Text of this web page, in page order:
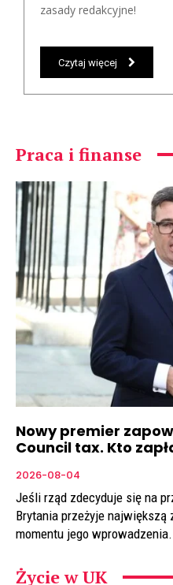
zasady redakcyjne!
Czytaj więcej
Praca i finanse
Nowy premier
Council tax. Kto
2026-08-04
Jeśli rząd zdecyduje się na
Brytania przeżyje
momentu jego wprowadzenia.
Życie w UK